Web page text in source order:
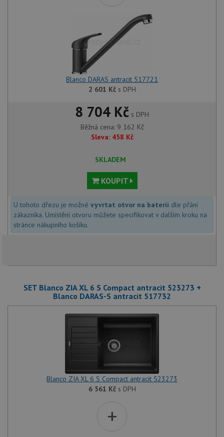
Blanco DARAS antracit 517721
2 601 Kčs DPH
8 704 Kč s DPH
Běžná cena: 9 162 Kč
Sleva: 458 Kč
SKLADEM
KOUPIT
U tohoto dřezu je možné vyvrtat otvor na baterii dle přání
zákazníka. Umístění otvoru můžete specifikovat v dalším kroku na
stránce nákupního košíku.
SET Blanco ZIA XL 6 S Compact antracit 523273 +
Blanco DARAS-S antracit 517732
Blanco ZIA XL 6 S Compact antracit 523273
6 561 Kčs DPH
+